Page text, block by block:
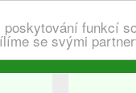
funkcí
se svými